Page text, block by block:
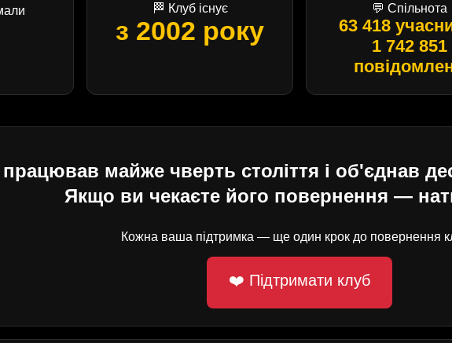
🏁 Клуб існує
з 2002 року
💬 Спільнота
63 418
1 742 851
майже чверть століття і об'єднав
Якщо ви чекаєте його повернення —
Кожна ваша підтримка — ще один крок до повернення
❤️ Підтримати клуб